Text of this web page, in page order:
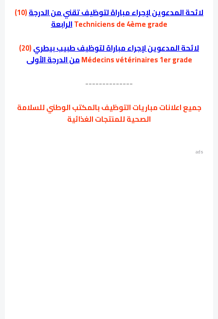
(10)لائحة المدعوين لإجراء مباراة لتوظيف تقني من الدرجة
الرابعةTechniciens de 4ème grade
(20)لائحة المدعوين لإجراء مباراة لتوظيف طبيب بيطري
من الدرجة الأولىMédecins vétérinaires 1er grade
--------------
جميع اعلانات مباريات التوظيف بالمكتب الوطني للسلامة
الصحية للمنتجات الغذائية
ads